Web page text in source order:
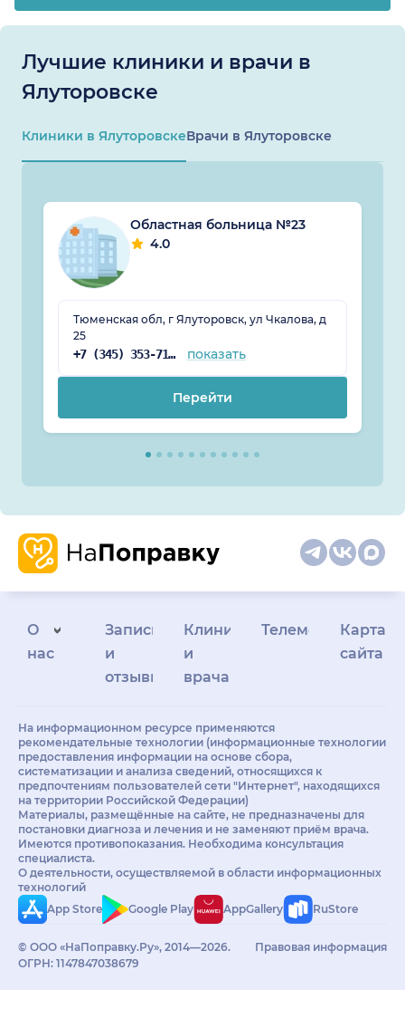
Лучшие клиники и врачи в
Ялуторовске
Клиники в ЯлуторовскеВрачи в Ялуторовске
Областная больница №23
4.0
Тюменская обл, г Ялуторовск, ул Чкалова, д
25
+7 (345) 353-71-00 показать
Перейти
О
нас
Запись
и
отзывы
Клиникам
и
врачам
Телемедицина
Карта
сайта
На информационном ресурсе применяются
рекомендательные технологии (информационные технологии
предоставления информации на основе сбора,
систематизации и анализа сведений, относящихся к
предпочтениям пользователей сети "Интернет", находящихся
на территории Российской Федерации)
Материалы, размещённые на сайте, не предназначены для
постановки диагноза и лечения и не заменяют приём врача.
Имеются противопоказания. Необходима консультация
специалиста.
О деятельности, осуществляемой в области информационных
технологий
App Store
Google Play AppGallery RuStore
© ООО «НаПоправку.Ру», 2014—2026.
ОГРН: 1147847038679
Правовая информация